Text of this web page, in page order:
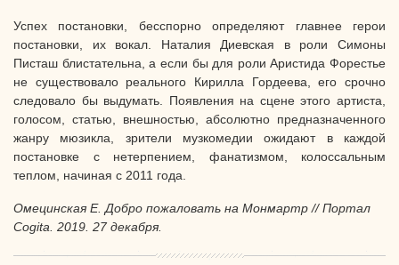
Успех постановки, бесспорно определяют главнее герои
постановки, их вокал. Наталия Диевская в роли Симоны
Писташ блистательна, а если бы для роли Аристида Форестье
не существовало реального Кирилла Гордеева, его срочно
следовало бы выдумать. Появления на сцене этого артиста,
голосом, статью, внешностью, абсолютно предназначенного
жанру мюзикла, зрители музкомедии ожидают в каждой
постановке с нетерпением, фанатизмом, колоссальным
теплом, начиная с 2011 года.
Омецинская Е. Добро пожаловать на Монмартр // Портал
Cogita . 2019. 27 декабря